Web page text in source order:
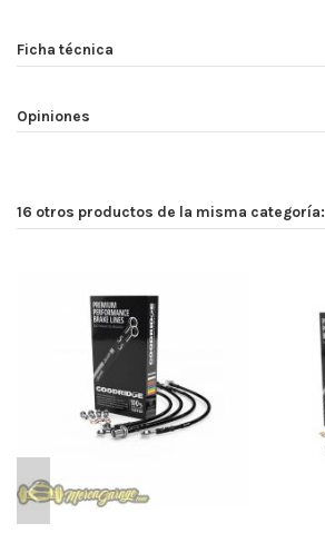
Ficha técnica
Opiniones
16 otros productos de la misma categoría: